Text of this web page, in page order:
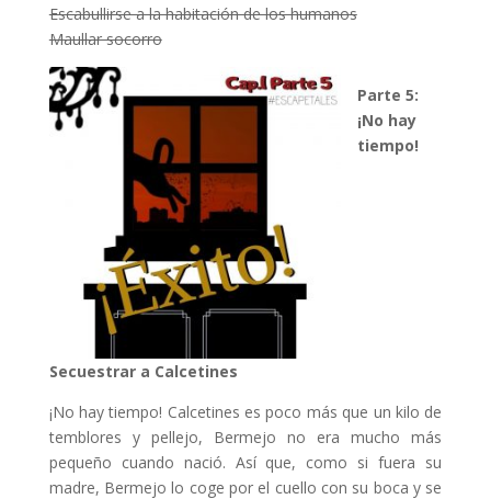
Escabullirse a la habitación de los humanos
Maullar socorro
Parte 5:
¡No hay
tiempo!
Secuestrar a Calcetines
¡No hay tiempo! Calcetines es poco más que un kilo de
temblores y pellejo, Bermejo no era mucho más
pequeño cuando nació. Así que, como si fuera su
madre, Bermejo lo coge por el cuello con su boca y se